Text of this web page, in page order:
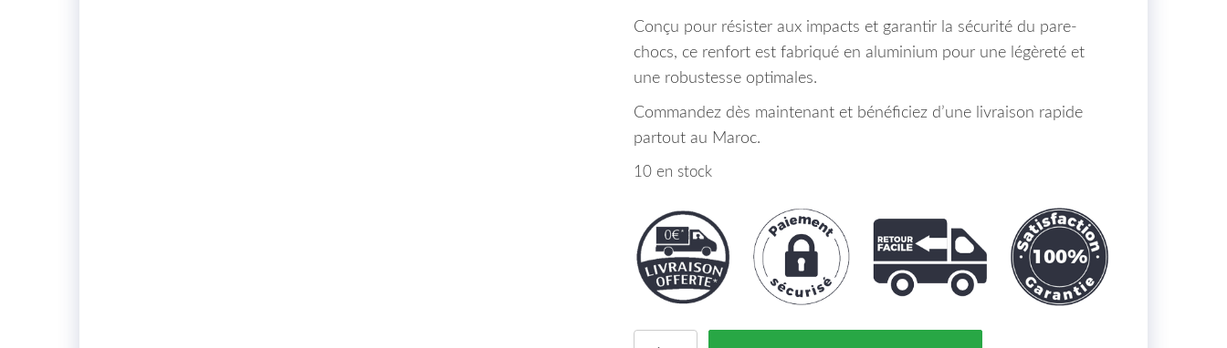
Conçu pour résister aux impacts et garantir la sécurité du pare-
chocs, ce renfort est fabriqué en aluminium pour une légèreté et
une robustesse optimales.
Commandez dès maintenant et bénéficiez d’une livraison rapide
partout au Maroc.
10 en stock